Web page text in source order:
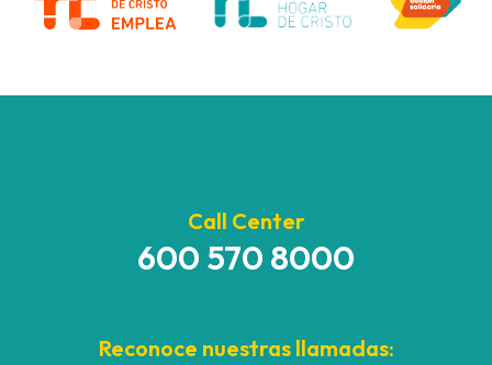
Call Center
600 570 8000
Reconoce nuestras llamadas: